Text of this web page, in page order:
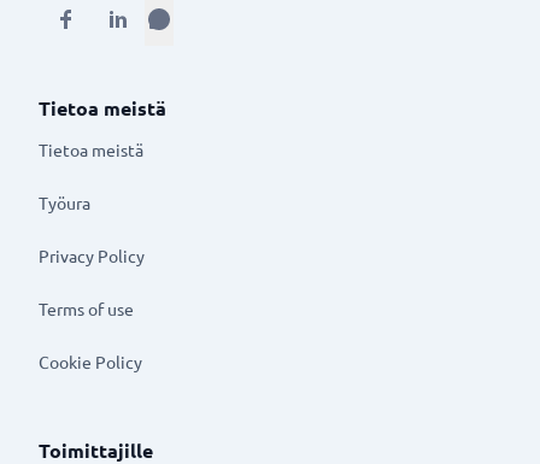
Tietoa meistä
Tietoa meistä
Työura
Privacy Policy
Terms of use
Cookie Policy
Toimittajille